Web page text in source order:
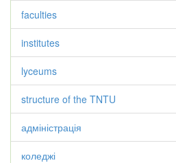
faculties
institutes
lyceums
structure of the TNTU
адміністрація
коледжі